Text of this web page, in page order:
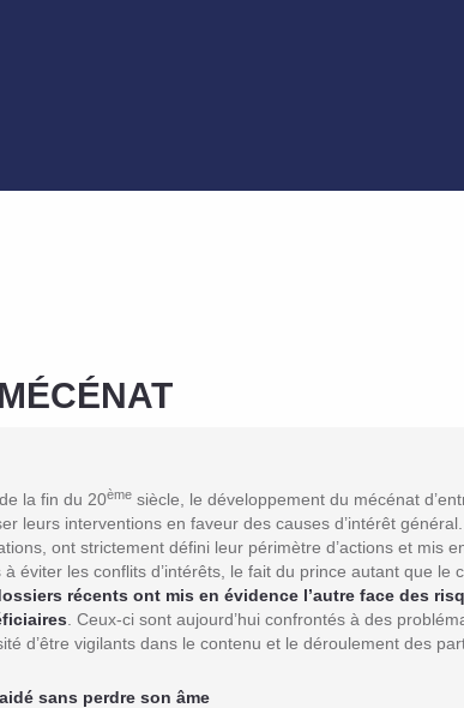
la fin du 20ème siècle, le développement du mécénat
leurs interventions en faveur des causes d’intérêt
ont strictement défini leur périmètre d’actions et mis
éviter les conflits d’intérêts, le fait du prince autant que le
récents ont mis en évidence l’autre face des
. Ceux-ci sont aujourd’hui confrontés à des
d’être vigilants dans le contenu et le déroulement des
sans perdre son âme